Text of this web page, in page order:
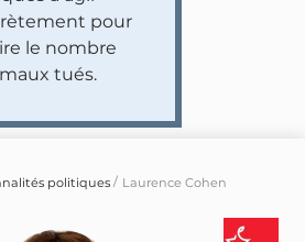
pour
le nombre
tués.
politiques Laurence Cohen